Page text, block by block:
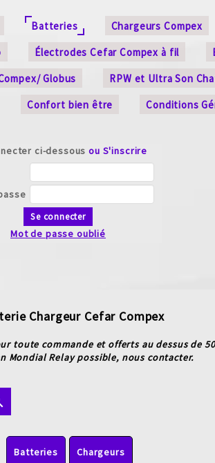
Batteries Chargeurs Compex
Électrodes Cefar Compex à fil
Globus
RPW et Ultra Son
Confort bien être
Conditions
ci-dessousou S'inscrire
Se connecter
Mot de passe oublié
Chargeur Cefar Compex
toute commande et offerts au dessus de
Mondial Relay possible, nous contacter.
Batteries Chargeurs